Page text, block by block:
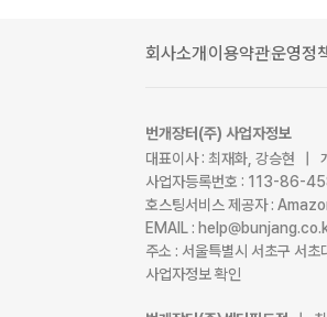
회사소개 이용약관운영정
번개장터(주) 사업자정보
대표이사 : 최재화, 강승현 |
사업자등록번호 : 113-86-
호스팅서비스 제공자 :
EMAIL :
주소 : 서울특별시 서초구 서
사업자정보 확인